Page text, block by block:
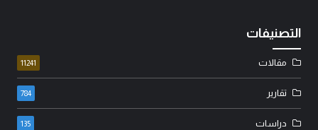
التصنيفات
مقالات 11241
تقارير 784
دراسات 135